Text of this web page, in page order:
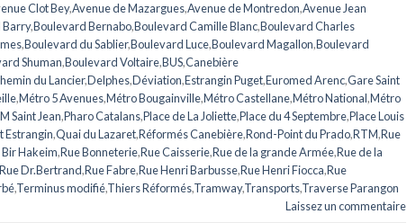
Clot Bey,Avenue de Mazargues,Avenue de Montredon,Avenue Jean
Barry,Boulevard Bernabo,Boulevard Camille Blanc,Boulevard Charles
,Boulevard du Sablier,Boulevard Luce,Boulevard Magallon,Boulevard
Shuman,Boulevard Voltaire,BUS,Canebière
du Lancier,Delphes,Déviation,Estrangin Puget,Euromed Arenc,Gare Saint
,Métro 5 Avenues,Métro Bougainville,Métro Castellane,Métro National,Métro
Saint Jean,Pharo Catalans,Place de La Joliette,Place du 4 Septembre,Place Louis
Estrangin,Quai du Lazaret,Réformés Canebière,Rond-Point du Prado,RTM,Rue
Bir Hakeim,Rue Bonneterie,Rue Caisserie,Rue de la grande Armée,Rue de la
Rue Dr.Bertrand,Rue Fabre,Rue Henri Barbusse,Rue Henri Fiocca,Rue
,Terminus modifié,Thiers Réformés,Tramway,Transports,Traverse Parangon
Laissez un commentaire